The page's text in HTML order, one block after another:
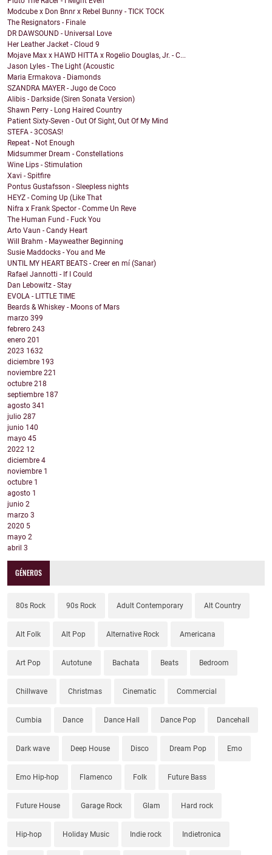
Modcube x Don Bnnr x Rebel Bunny - TICK TOCK
The Resignators - Finale
DR DAWSOUND - Universal Love
Her Leather Jacket - Cloud 9
Mojave Max x HAWD HITTA x Rogelio Douglas, Jr. - C...
Jason Lyles - The Light (Acoustic
Maria Ermakova - Diamonds
SZANDRA MAYER - Jugo de Coco
Alibis - Darkside (Siren Sonata Version)
Shawn Perry - Long Haired Country
Patient Sixty-Seven - Out Of Sight, Out Of My Mind
STEFA - 3COSAS!
Repeat - Not Enough
Midsummer Dream - Constellations
Wine Lips - Stimulation
Xavi - Spitfire
Pontus Gustafsson - Sleepless nights
HEYZ - Coming Up (Like That
Nifra x Frank Spector - Comme Un Reve
The Human Fund - Fuck You
Arto Vaun - Candy Heart
Will Brahm - Mayweather Beginning
Susie Maddocks - You and Me
UNTIL MY HEART BEATS - Creer en mí (Sanar)
Rafael Jannotti - If I Could
Dan Lebowitz - Stay
EVOLA - LITTLE TIME
Beards & Whiskey - Moons of Mars
marzo 399
febrero 243
enero 201
2023 1632
diciembre 193
noviembre 221
octubre 218
septiembre 187
agosto 341
julio 287
junio 140
mayo 45
2022 12
diciembre 4
noviembre 1
octubre 1
agosto 1
junio 2
marzo 3
2020 5
mayo 2
abril 3
GÉNEROS
80s Rock 90s Rock Adult Contemporary Alt Country
Alt Folk Alt Pop Alternative Rock Americana
Art Pop Autotune Bachata Beats Bedroom
Chillwave Christmas Cinematic Commercial
Cumbia Dance Dance Hall Dance Pop Dancehall
Dark wave Deep House Disco Dream Pop Emo
Emo Hip-hop Flamenco Folk Future Bass
Future House Garage Rock Glam Hard rock
Hip-hop Holiday Music Indie rock Indietronica